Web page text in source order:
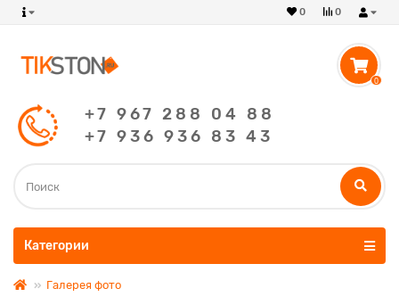
0
0
0
+7 967 288 04 88
+7 936 936 83 43
Категории
Галерея фото